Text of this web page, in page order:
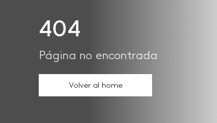
404
Página no encontrada
Volver al home